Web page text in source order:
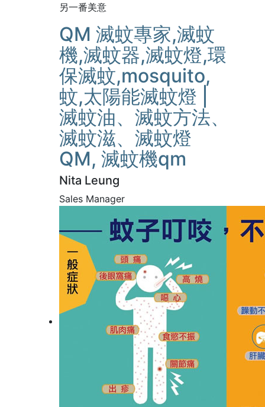
另一番美意
QM 滅蚊專家,滅蚊
機,滅蚊器,滅蚊燈,環
保滅蚊,mosquito,
蚊,太陽能滅蚊燈 |
滅蚊油、滅蚊方法、
滅蚊滋、滅蚊燈
QM, 滅蚊機qm
Nita Leung
Sales Manager